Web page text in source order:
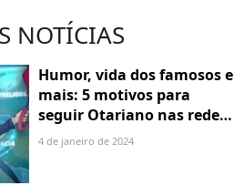
NOTÍCIAS
Humor, vida dos famosos e
mais: 5 motivos para
seguir Otariano nas redes
sociais
4 de janeiro de 2024